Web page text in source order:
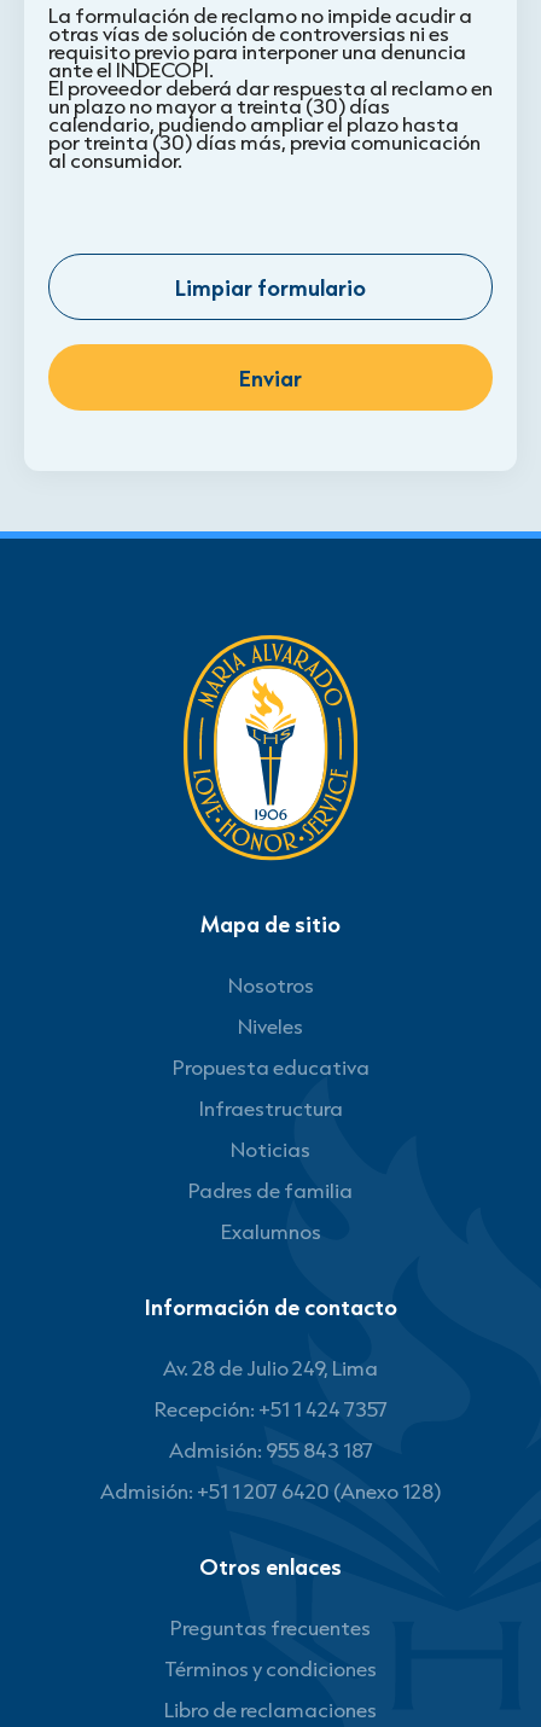
La formulación de reclamo no impide acudir a
otras vías de solución de controversias ni es
requisito previo para interponer una denuncia
ante el INDECOPI.
El proveedor deberá dar respuesta al reclamo en
un plazo no mayor a treinta (30) días
calendario, pudiendo ampliar el plazo hasta
por treinta (30) días más, previa comunicación
al consumidor.
Limpiar formulario
Enviar
Mapa de sitio
Nosotros
Niveles
Propuesta educativa
Infraestructura
Noticias
Padres de familia
Exalumnos
Información de contacto
Av. 28 de Julio 249, Lima
Recepción: +51 1 424 7357
Admisión: 955 843 187
Admisión: +51 1 207 6420 (Anexo 128)
Otros enlaces
Preguntas frecuentes
Términos y condiciones
Libro de reclamaciones